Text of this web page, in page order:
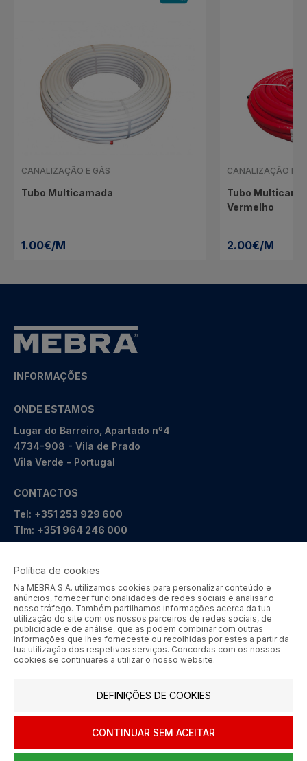
CANALIZAÇÃO E GÁS
Tubo Multicamada
1.00€/M
CANALIZAÇÃO E
Tubo
Vermelho
2.00€/M
INFORMAÇÕES
ONDE ESTAMOS
Lugar do Barreiro, Apartado nº4
4734-908 - Vila de Prado
Vila Verde - Portugal
CONTACTOS
Tel: +351 253 929 600
Tlm: +351 964 246 000
geral@mebra.pt
CERTIFICAÇÕES PRÉMIOS
MEBRA - Comércio por Grosso de Metais e Acessórios de Braga
Aos preços apresentados acresce IVA à taxa em vigor.
Política de cookies
Na MEBRA S.A. utilizamos cookies para personalizar conteúdo e
anúncios, fornecer funcionalidades de redes sociais e analisar o
nosso tráfego. Também partilhamos informações acerca da tua
utilização do site com os nossos parceiros de redes sociais, de
publicidade e de análise, que as podem combinar com outras
informações que lhes forneceste ou recolhidas por estes a partir da
tua utilização dos respetivos serviços. Concordas com os nossos
cookies se continuares a utilizar o nosso website.
DEFINIÇÕES DE COOKIES
CONTINUAR SEM ACEITAR